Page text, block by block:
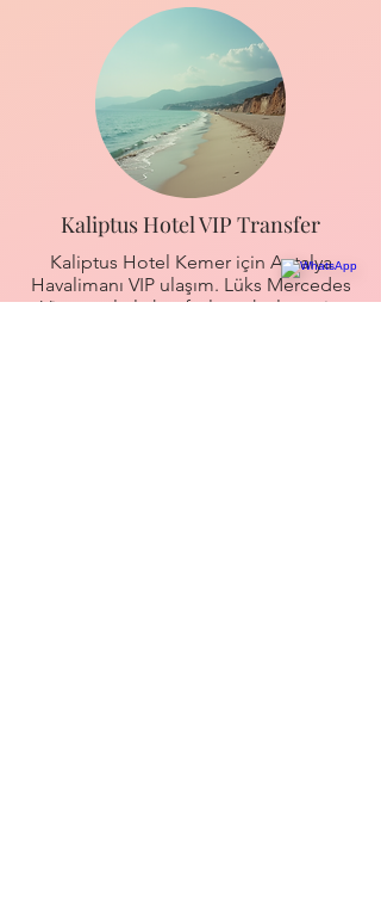
Kaliptus Hotel VIP Transfer
Kaliptus Hotel Kemer için Antalya
Havalimanı VIP ulaşım. Lüks Mercedes
Vito araçlarla konforlu ve hızlı servis.